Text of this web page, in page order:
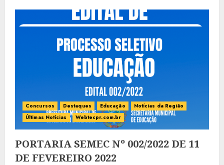
Concursos Destaques Educação
Notícias da Região
Últimas Notícias
Webtecpr.com.br
PORTARIA SEMEC Nº 002/2022 DE 11
DE FEVEREIRO 2022